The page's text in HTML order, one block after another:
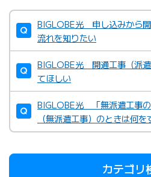
BIGLOBE光 申し込みから
流れを知りたい
BIGLOBE光 開通工事（派
てほしい
BIGLOBE光 「無派遣工事の
（無派遣工事）のときは何
カテゴリ